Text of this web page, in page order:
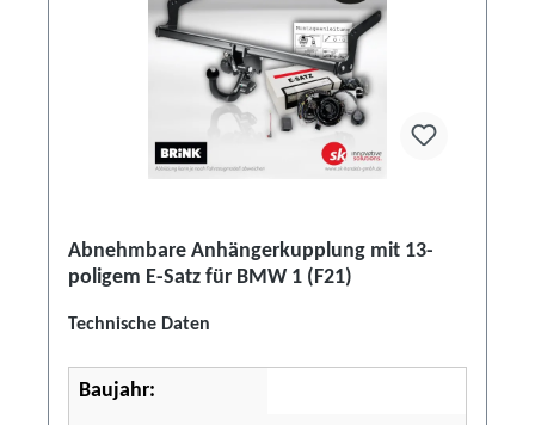
Abnehmbare Anhängerkupplung mit 13-
poligem E-Satz für BMW 1 (F21)
Technische Daten
Baujahr: